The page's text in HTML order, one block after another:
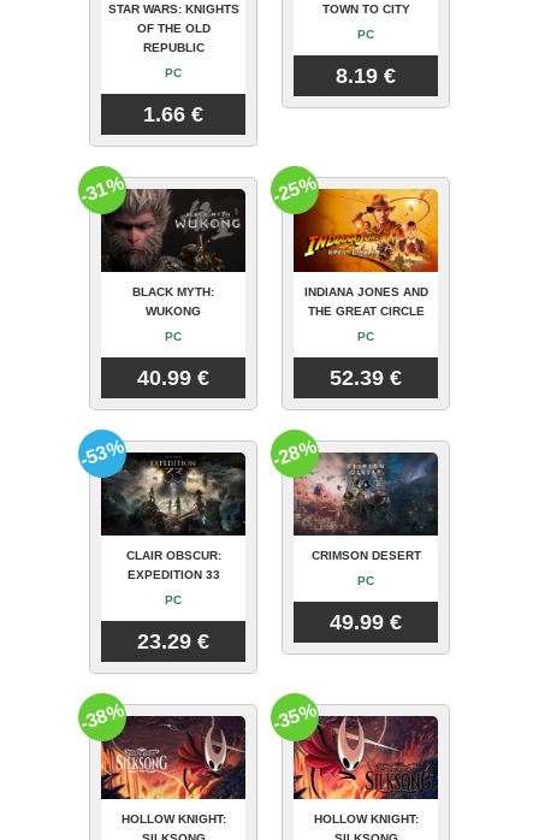
STAR WARS: KNIGHTS
OF THE OLD
REPUBLIC
PC
1.66 €
TOWN TO CITY
PC
8.19 €
BLACK MYTH:
WUKONG
PC
40.99 €
-31%
INDIANA JONES AND
THE GREAT CIRCLE
PC
52.39 €
-25%
CLAIR OBSCUR:
EXPEDITION 33
PC
23.29 €
-53%
CRIMSON DESERT
PC
49.99 €
-28%
HOLLOW KNIGHT:
-38%
HOLLOW KNIGHT:
-35%